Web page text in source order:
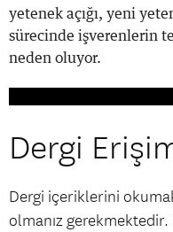
yetenek açığı, yeni
sürecinde işverenlerin
neden oluyor.
Dergi
Dergi içeriklerini
olmanız